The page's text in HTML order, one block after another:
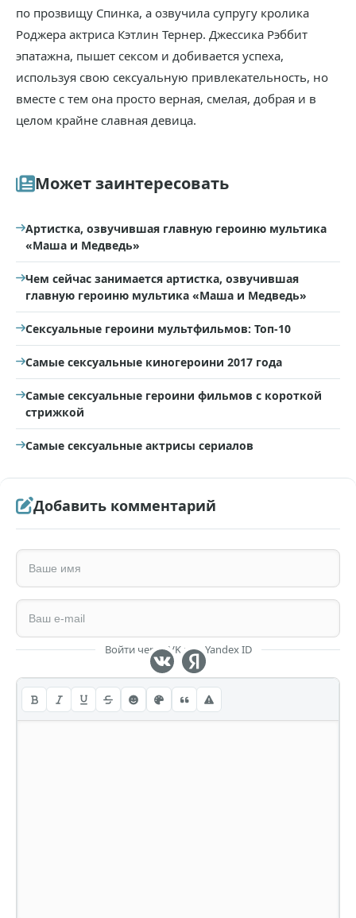
по прозвищу Спинка, а озвучила супругу кролика
Роджера актриса Кэтлин Тернер. Джессика Рэббит
эпатажна, пышет сексом и добивается успеха,
используя свою сексуальную привлекательность, но
вместе с тем она просто верная, смелая, добрая и в
целом крайне славная девица.
Может заинтересовать
Артистка, озвучившая главную героиню мультика
«Маша и Медведь»
Чем сейчас занимается артистка, озвучившая
главную героиню мультика «Маша и Медведь»
Сексуальные героини мультфильмов: Топ-10
Самые сексуальные киногероини 2017 года
Самые сексуальные героини фильмов с короткой
стрижкой
Самые сексуальные актрисы сериалов
Добавить комментарий
Войти через VK или Yandex ID